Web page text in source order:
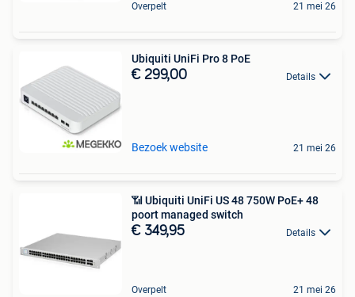
Overpelt 21 mei 26
Ubiquiti UniFi Pro 8 PoE
€ 299,00 Details
Bezoek website 21 mei 26
📶 Ubiquiti UniFi US 48 750W PoE+ 48
poort managed switch
€ 349,95 Details
Overpelt 21 mei 26